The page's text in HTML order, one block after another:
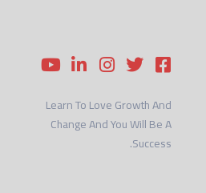
F
a
c
e
b
o
T
w
i
t
t
e
I
n
s
t
a
L
i
n
k
e
Y
o
u
t
u
Learn To Love Growth And
Change And You Will Be A
Success.